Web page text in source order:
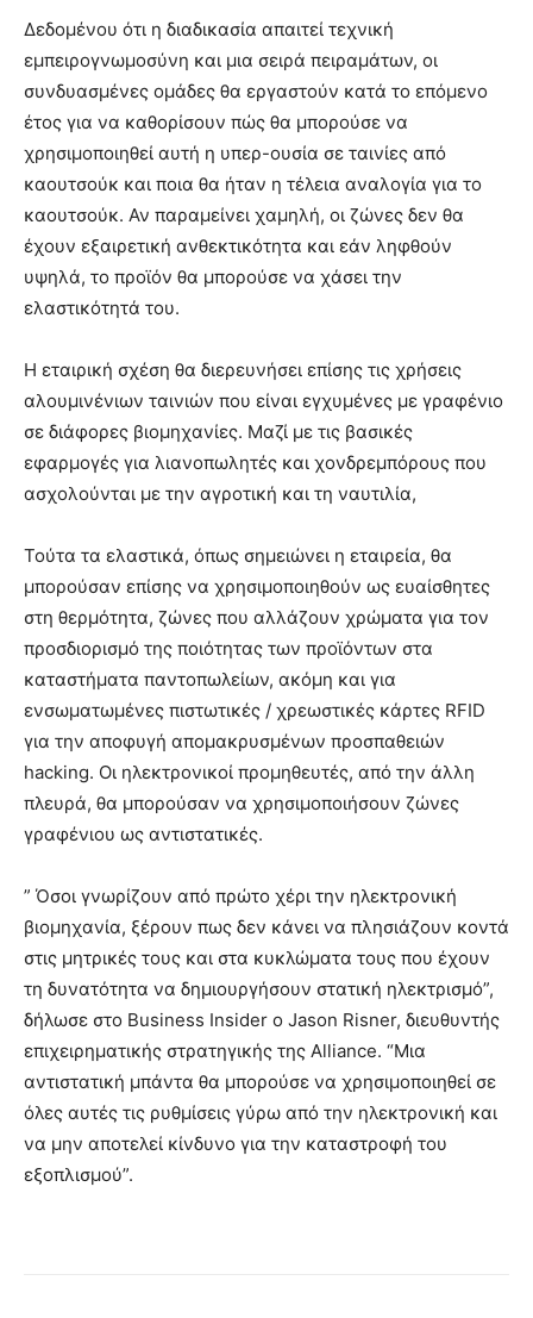
Δεδομένου ότι η διαδικασία απαιτεί τεχνική
εμπειρογνωμοσύνη και μια σειρά πειραμάτων, οι
συνδυασμένες ομάδες θα εργαστούν κατά το επόμενο
έτος για να καθορίσουν πώς θα μπορούσε να
χρησιμοποιηθεί αυτή η υπερ-ουσία σε ταινίες από
καουτσούκ και ποια θα ήταν η τέλεια αναλογία για το
καουτσούκ. Αν παραμείνει χαμηλή, οι ζώνες δεν θα
έχουν εξαιρετική ανθεκτικότητα και εάν ληφθούν
υψηλά, το προϊόν θα μπορούσε να χάσει την
ελαστικότητά του.
Η εταιρική σχέση θα διερευνήσει επίσης τις χρήσεις
αλουμινένιων ταινιών που είναι εγχυμένες με γραφένιο
σε διάφορες βιομηχανίες. Μαζί με τις βασικές
εφαρμογές για λιανοπωλητές και χονδρεμπόρους που
ασχολούνται με την αγροτική και τη ναυτιλία,
Τούτα τα ελαστικά, όπως σημειώνει η εταιρεία, θα
μπορούσαν επίσης να χρησιμοποιηθούν ως ευαίσθητες
στη θερμότητα, ζώνες που αλλάζουν χρώματα για τον
προσδιορισμό της ποιότητας των προϊόντων στα
καταστήματα παντοπωλείων, ακόμη και για
ενσωματωμένες πιστωτικές / χρεωστικές κάρτες RFID
για την αποφυγή απομακρυσμένων προσπαθειών
hacking. Οι ηλεκτρονικοί προμηθευτές, από την άλλη
πλευρά, θα μπορούσαν να χρησιμοποιήσουν ζώνες
γραφένιου ως αντιστατικές.
” Όσοι γνωρίζουν από πρώτο χέρι την ηλεκτρονική
βιομηχανία, ξέρουν πως δεν κάνει να πλησιάζουν κοντά
στις μητρικές τους και στα κυκλώματα τους που έχουν
τη δυνατότητα να δημιουργήσουν στατική ηλεκτρισμό”,
δήλωσε στο Business Insider ο Jason Risner, διευθυντής
επιχειρηματικής στρατηγικής της Alliance. “Μια
αντιστατική μπάντα θα μπορούσε να χρησιμοποιηθεί σε
όλες αυτές τις ρυθμίσεις γύρω από την ηλεκτρονική και
να μην αποτελεί κίνδυνο για την καταστροφή του
εξοπλισμού”.